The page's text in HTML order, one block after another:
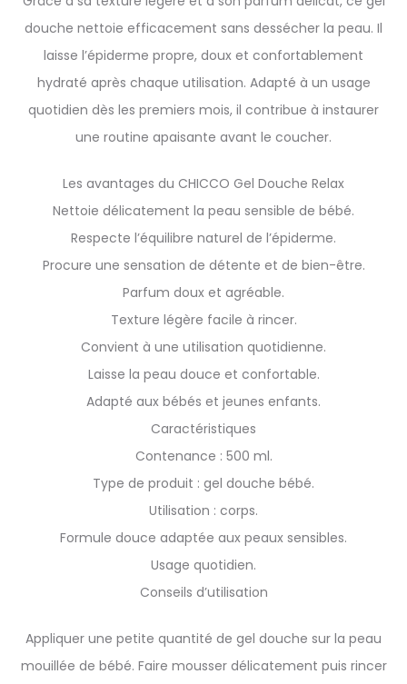
douche nettoie efficacement sans dessécher la peau. Il
laisse l’épiderme propre, doux et confortablement
hydraté après chaque utilisation. Adapté à un usage
quotidien dès les premiers mois, il contribue à instaurer
une routine apaisante avant le coucher.
Les avantages du CHICCO Gel Douche Relax
Nettoie délicatement la peau sensible de bébé.
Respecte l’équilibre naturel de l’épiderme.
Procure une sensation de détente et de bien-être.
Parfum doux et agréable.
Texture légère facile à rincer.
Convient à une utilisation quotidienne.
Laisse la peau douce et confortable.
Adapté aux bébés et jeunes enfants.
Caractéristiques
Contenance : 500 ml.
Type de produit : gel douche bébé.
Utilisation : corps.
Formule douce adaptée aux peaux sensibles.
Usage quotidien.
Conseils d’utilisation
Appliquer une petite quantité de gel douche sur la peau
mouillée de bébé. Faire mousser délicatement puis rincer